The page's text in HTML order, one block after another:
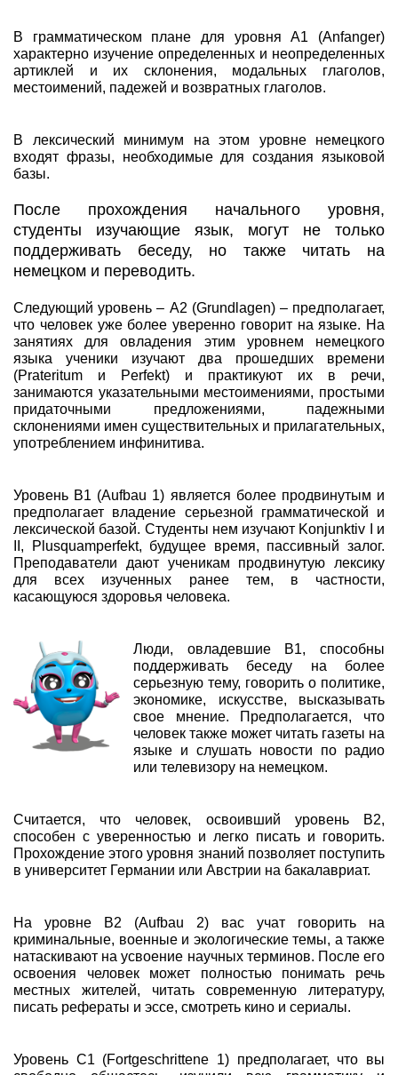
В грамматическом плане для уровня А1 (Anfanger)
характерно изучение определенных и неопределенных
артиклей и их склонения, модальных глаголов,
местоимений, падежей и возвратных глаголов.
В лексический минимум на этом уровне немецкого
входят фразы, необходимые для создания языковой
базы.
После прохождения начального уровня,
студенты изучающие язык, могут не только
поддерживать беседу, но также читать на
немецком и переводить.
Следующий уровень – А2 (Grundlagen) – предполагает,
что человек уже более уверенно говорит на языке. На
занятиях для овладения этим уровнем немецкого
языка ученики изучают два прошедших времени
(Prateritum и Perfekt) и практикуют их в речи,
занимаются указательными местоимениями, простыми
придаточными предложениями, падежными
склонениями имен существительных и прилагательных,
употреблением инфинитива.
Уровень В1 (Aufbau 1) является более продвинутым и
предполагает владение серьезной грамматической и
лексической базой. Студенты нем изучают Konjunktiv I и
II, Plusquamperfekt, будущее время, пассивный залог.
Преподаватели дают ученикам продвинутую лексику
для всех изученных ранее тем, в частности,
касающуюся здоровья человека.
Люди, овладевшие В1, способны
поддерживать беседу на более
серьезную тему, говорить о политике,
экономике, искусстве, высказывать
свое мнение. Предполагается, что
человек также может читать газеты на
языке и слушать новости по радио
или телевизору на немецком.
Считается, что человек, освоивший уровень В2,
способен с уверенностью и легко писать и говорить.
Прохождение этого уровня знаний позволяет поступить
в университет Германии или Австрии на бакалавриат.
На уровне В2 (Aufbau 2) вас учат говорить на
криминальные, военные и экологические темы, а также
натаскивают на усвоение научных терминов. После его
освоения человек может полностью понимать речь
местных жителей, читать современную литературу,
писать рефераты и эссе, смотреть кино и сериалы.
Уровень С1 (Fortgeschrittene 1) предполагает, что вы